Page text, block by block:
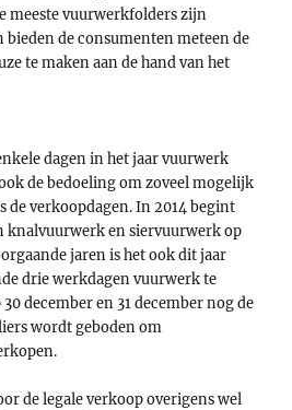
meeste vuurwerkfolders zijn
bieden de consumenten meteen de
te maken aan de hand van het
dagen in het jaar vuurwerk
de bedoeling om zoveel mogelijk
de verkoopdagen. In 2014 begint
knalvuurwerk en siervuurwerk op
jaren is het ook dit jaar
drie werkdagen vuurwerk te
december en 31 december nog de
wordt geboden om
de legale verkoop overigens wel